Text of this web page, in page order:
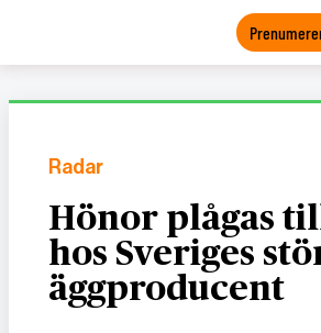
Radar
Hönor plågas
hos Sveriges
äggproducent